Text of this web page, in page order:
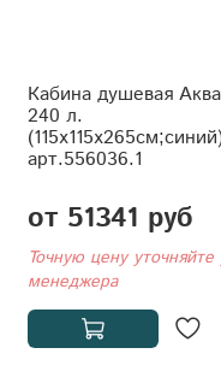
Кабина душевая
240 л.
арт.556036.1
от 51341 руб
Точную цену уточняйте
менеджера